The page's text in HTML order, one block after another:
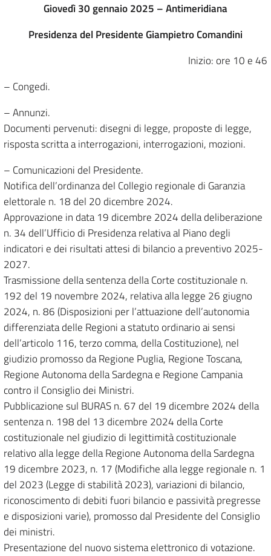
Giovedì 30 gennaio 2025 – Antimeridiana
Presidenza del Presidente Giampietro Comandini
Inizio: ore 10 e 46
– Congedi.
– Annunzi.
Documenti pervenuti: disegni di legge, proposte di legge,
risposta scritta a interrogazioni, interrogazioni, mozioni.
– Comunicazioni del Presidente.
Notifica dell’ordinanza del Collegio regionale di Garanzia
elettorale n. 18 del 20 dicembre 2024.
Approvazione in data 19 dicembre 2024 della deliberazione
n. 34 dell’Ufficio di Presidenza relativa al Piano degli
indicatori e dei risultati attesi di bilancio a preventivo 2025-
2027.
Trasmissione della sentenza della Corte costituzionale n.
192 del 19 novembre 2024, relativa alla legge 26 giugno
2024, n. 86 (Disposizioni per l’attuazione dell’autonomia
differenziata delle Regioni a statuto ordinario ai sensi
dell’articolo 116, terzo comma, della Costituzione), nel
giudizio promosso da Regione Puglia, Regione Toscana,
Regione Autonoma della Sardegna e Regione Campania
contro il Consiglio dei Ministri.
Pubblicazione sul BURAS n. 67 del 19 dicembre 2024 della
sentenza n. 198 del 13 dicembre 2024 della Corte
costituzionale nel giudizio di legittimità costituzionale
relativo alla legge della Regione Autonoma della Sardegna
19 dicembre 2023, n. 17 (Modifiche alla legge regionale n. 1
del 2023 (Legge di stabilità 2023), variazioni di bilancio,
riconoscimento di debiti fuori bilancio e passività pregresse
e disposizioni varie), promosso dal Presidente del Consiglio
dei ministri.
Presentazione del nuovo sistema elettronico di votazione.